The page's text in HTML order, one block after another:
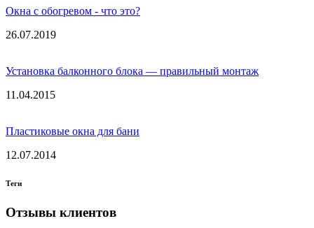
Окна с обогревом - что это?
26.07.2019
Установка балконного блока — правильный монтаж
11.04.2015
Пластиковые окна для бани
12.07.2014
Теги
Отзывы клиентов